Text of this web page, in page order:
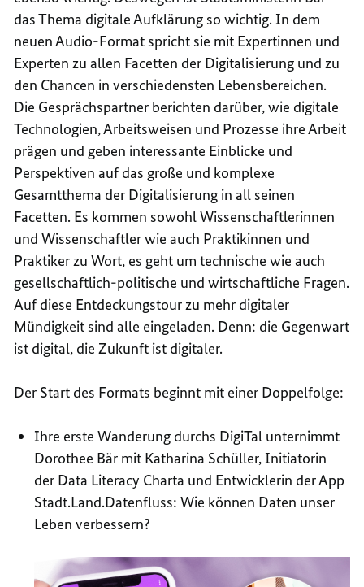
das Thema digitale Aufklärung so wichtig. In dem
neuen Audio-Format spricht sie mit Expertinnen und
Experten zu allen Facetten der Digitalisierung und zu
den Chancen in verschiedensten Lebensbereichen.
Die Gesprächspartner berichten darüber, wie digitale
Technologien, Arbeitsweisen und Prozesse ihre Arbeit
prägen und geben interessante Einblicke und
Perspektiven auf das große und komplexe
Gesamtthema der Digitalisierung in all seinen
Facetten. Es kommen sowohl Wissenschaftlerinnen
und Wissenschaftler wie auch Praktikinnen und
Praktiker zu Wort, es geht um technische wie auch
gesellschaftlich-politische und wirtschaftliche Fragen.
Auf diese Entdeckungstour zu mehr digitaler
Mündigkeit sind alle eingeladen. Denn: die Gegenwart
ist digital, die Zukunft ist digitaler.
Der Start des Formats beginnt mit einer Doppelfolge:
Ihre erste Wanderung durchs DigiTal unternimmt
Dorothee Bär mit Katharina Schüller, Initiatorin
der Data Literacy Charta und Entwicklerin der App
Stadt.Land.Datenfluss: Wie können Daten unser
Leben verbessern?